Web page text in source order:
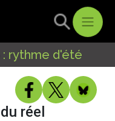
: rythme d'été
réel